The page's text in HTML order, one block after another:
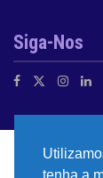
Siga-Nos
tenha a